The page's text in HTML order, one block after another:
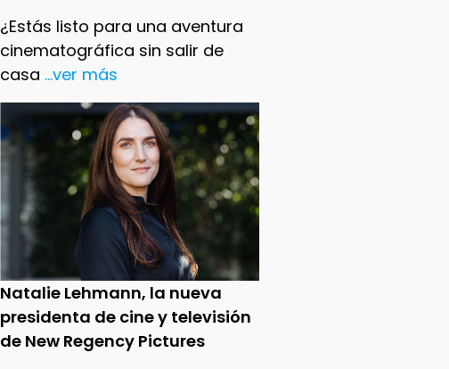
¿Estás listo para una aventura
cinematográfica sin salir de
casa ...ver más
Natalie Lehmann, la nueva
presidenta de cine y televisión
de New Regency Pictures